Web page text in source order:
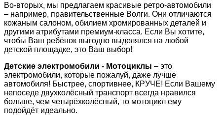
Во-вторых, мы предлагаем красивые ретро-автомобили
– например, правительственные Волги. Они отличаются
кожаным салоном, обилием хромированных деталей и
другими атрибутами премиум-класса. Если Вы хотите,
чтобы Ваш ребёнок выгодно выделялся на любой
детской площадке, это Ваш выбор!
Детские электромобили - Мотоциклы – это
электромобили, которые пожалуй, даже лучше
автомобиля! Быстрее, спортивнее, КРУЧЕ! Если Вашему
непоседе двухколёсный транспорт всегда нравился
больше, чем четырёхколёсный, то мотоцикл ему
подойдёт идеально.